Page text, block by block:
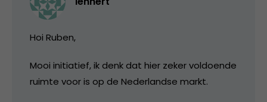
Hoi Ruben,
Mooi initiatief, ik denk dat hier zeker voldoende
ruimte voor is op de Nederlandse markt.